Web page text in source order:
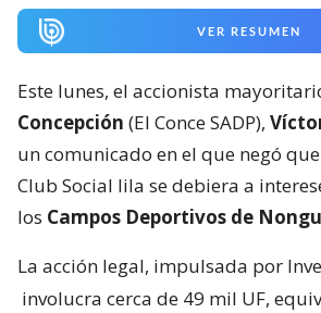
VER RESUMEN
Este lunes, el accionista
Concepción (El Conce SADP),
un comunicado en el que negó
Club Social lila se debiera a
los Campos Deportivos de
La acción legal, impulsada por
involucra cerca de 49 mil UF,